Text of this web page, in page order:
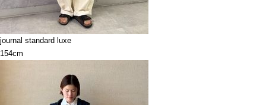
journal standard luxe
154cm